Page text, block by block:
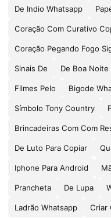
De Indio Whatsapp
Coração Com Curativo
Coração Pegando Fogo
Sinais De De Boa Noite
Filmes Pelo Bigode
Símbolo Tony Country
Brincadeiras Com Com
De Luto Para Copiar
Iphone Para Android
Prancheta De Lupa
Ladrão Whatsapp Criar